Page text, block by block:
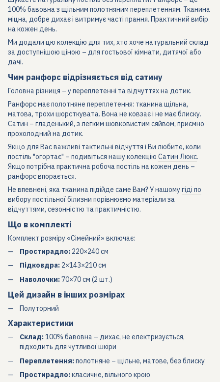
100% бавовна з щільним полотняним переплетенням. Тканина
міцна, добре дихає і витримує часті прання. Практичний вибір
на кожен день.
Ми додали цю колекцію для тих, хто хоче натуральний склад
за доступнішою ціною – для гостьової кімнати, дитячої або
дачі.
Чим ранфорс відрізняється від сатину
Головна різниця – у переплетенні та відчуттях на дотик.
Ранфорс має полотняне переплетення: тканина щільна,
матова, трохи шорсткувата. Вона не ковзає і не має блиску.
Сатин – гладенький, з легким шовковистим сяйвом, приємно
прохолодний на дотик.
Якщо для Вас важливі тактильні відчуття і Ви любите, коли
постіль "огортає" – подивіться нашу колекцію Сатин Люкс.
Якщо потрібна практична робоча постіль на кожен день –
ранфорс впорається.
Не впевнені, яка тканина підійде саме Вам? У нашомугіді по
вибору постільної білизни порівнюємо матеріали за
відчуттями, сезонністю та практичністю.
Що в комплекті
Комплект розміру «Сімейний» включає:
Простирадло: 220×240 см
Підковдра: 2×143×210 см
Наволочки:70×70 см (2 шт.)
Цей дизайн в інших розмірах
Полуторний
Характеристики
Склад:100% бавовна – дихає, не електризується,
підходить для чутливої шкіри
Переплетення:полотняне – щільне, матове, без блиску
Простирадло:класичне, вільного крою